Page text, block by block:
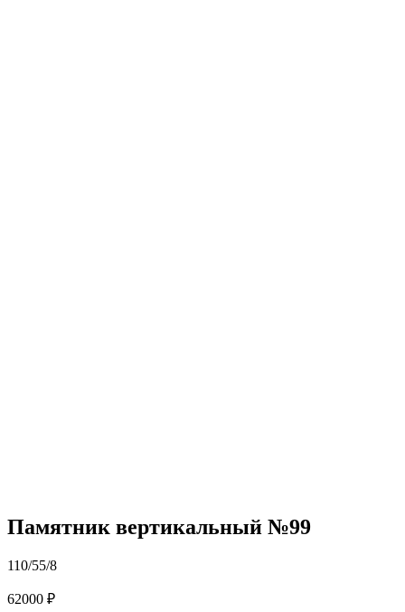
Памятник вертикальный №99
110/55/8
62000 ₽